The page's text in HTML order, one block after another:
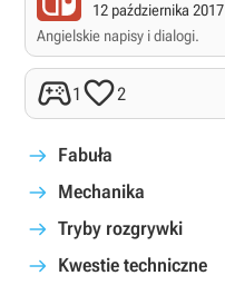
12 października 2017
Angielskie napisy i dialogi.
1 2
Fabuła
Mechanika
Tryby rozgrywki
Kwestie techniczne